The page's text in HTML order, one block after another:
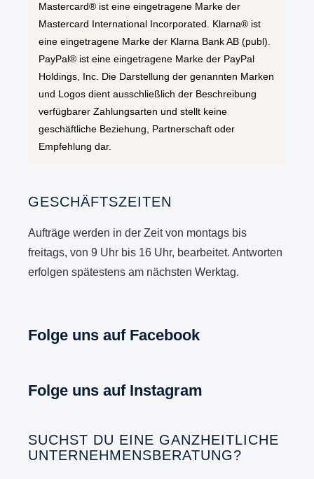
Mastercard® ist eine eingetragene Marke der
Mastercard International Incorporated. Klarna® ist
eine eingetragene Marke der Klarna Bank AB (publ).
PayPal® ist eine eingetragene Marke der PayPal
Holdings, Inc. Die Darstellung der genannten Marken
und Logos dient ausschließlich der Beschreibung
verfügbarer Zahlungsarten und stellt keine
geschäftliche Beziehung, Partnerschaft oder
Empfehlung dar.
GESCHÄFTSZEITEN
Aufträge werden in der Zeit von montags bis
freitags, von 9 Uhr bis 16 Uhr, bearbeitet. Antworten
erfolgen spätestens am nächsten Werktag.
Folge uns auf Facebook
Folge uns auf Instagram
SUCHST DU EINE GANZHEITLICHE
UNTERNEHMENSBERATUNG?